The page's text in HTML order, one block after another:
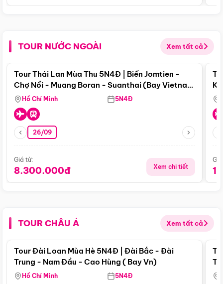
TOUR NƯỚC NGOÀI Xem tất cả
Điểm nổi bật
Tour Thái Lan Mùa Thu 5N4Đ | Biển Jomtien -
Chợ Nổi - Muang Boran - Suanthai (Bay Vietnam
Airlines)
Hồ Chí Minh 5N4Đ
26/09
Giá từ:
8.300.000đ Xem chi tiết
TOUR CHÂU Á Xem tất cả
Điểm nổi bật
Tour Đài Loan Mùa Hè 5N4Đ | Đài Bắc - Đài
Trung - Nam Đầu - Cao Hùng ( Bay Vn)
Hồ Chí Minh 5N4Đ